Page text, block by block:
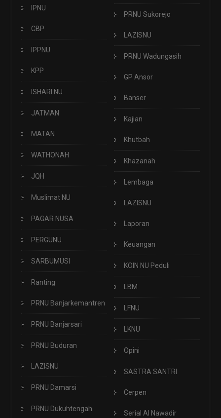
IPNU
CBP
IPPNU
KPP
ISHARI NU
JATMAN
MATAN
WATHONAH
JQH
Muslimat NU
PAGAR NUSA
PERGUNU
SARBUMUSI
Ranting
PRNU Banjarkemantren
PRNU Banjarsari
PRNU Buduran
LAZISNU
PRNU Damarsi
PRNU Dukuhtengah
PRNU Sukorejo
LAZISNU
PRNU Wadungasih
GP Ansor
Banser
Kajian
Khutbah
Khazanah
Lembaga
LAZISNU
Laporan
Keuangan
KOIN NU Peduli
LBM
LFNU
LKNU
Opini
SASTRA SANTRI
Cerpen
Serial Al Nawadir